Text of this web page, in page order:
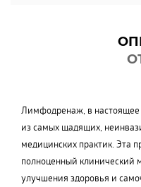
Лимфодренаж, в настоящее
из самых щадящих,
медицинских практик. Эта
полноценный клинический
улучшения здоровья и